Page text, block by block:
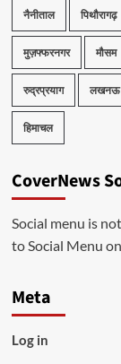
नैनीताल पिथौरागढ़
मुज़फ्फरनगर मौसम
रुद्रप्रयाग लखनऊ
हिमाचल
CoverNews
Social menu is
to Social Menu
Meta
Log in